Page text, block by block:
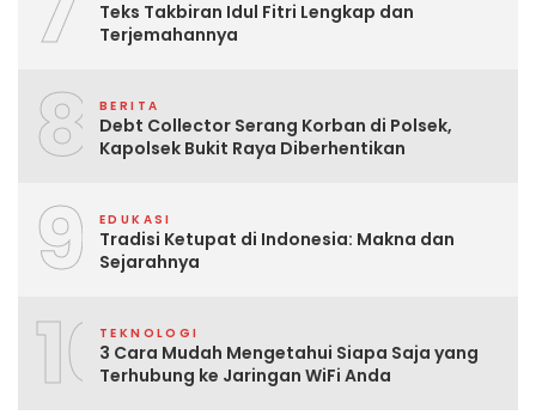
Teks Takbiran Idul Fitri Lengkap dan
Terjemahannya
8 BERITA
Debt Collector Serang Korban di Polsek,
Kapolsek Bukit Raya Diberhentikan
9 EDUKASI
Tradisi Ketupat di Indonesia: Makna dan
Sejarahnya
10TEKNOLOGI
3 Cara Mudah Mengetahui Siapa Saja yang
Terhubung ke Jaringan WiFi Anda